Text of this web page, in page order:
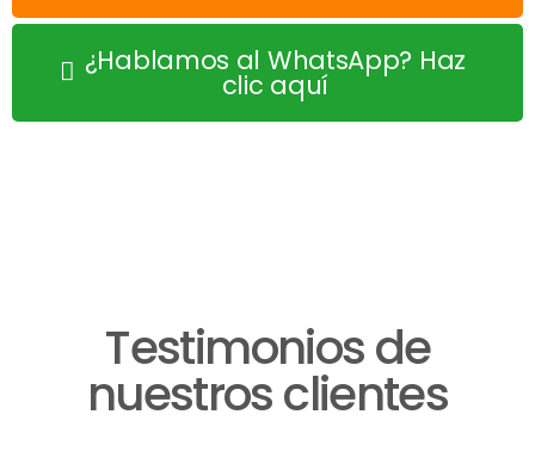
¿Hablamos al WhatsApp? Haz
clic aquí
Testimonios de
nuestros clientes